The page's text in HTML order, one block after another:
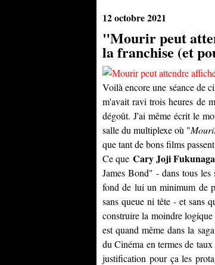
12 octobre 2021
"Mourir peut
la franchise (et
Voilà encore une séance de
m'avait ravi trois heures de
dégoût. J'ai même écrit le
salle du multiplexe où "
que tant de bons films
Ce que Cary Joji Fukunaga
James Bond" - dans tous les
fond de lui un minimum de
sans queue ni tête - et sans
construire la moindre
est quand même dans la
du Cinéma en termes de
justification pour ça les